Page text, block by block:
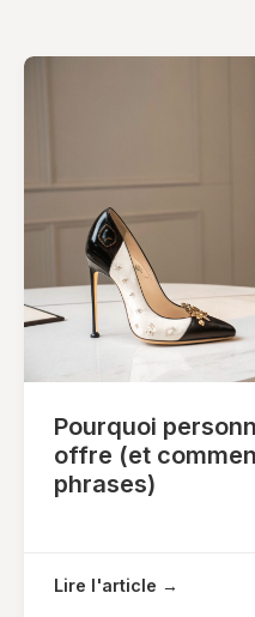
Pourquoi
offre (et
phrases)
Lire l'article →